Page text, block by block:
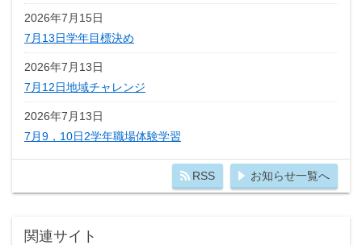
2026年7月15日
7月13日学年目標決め
2026年7月13日
7月12日地域チャレンジ
2026年7月13日
7月9，10日2学年職場体験学習
RSS お知らせ一覧へ
関連サイト